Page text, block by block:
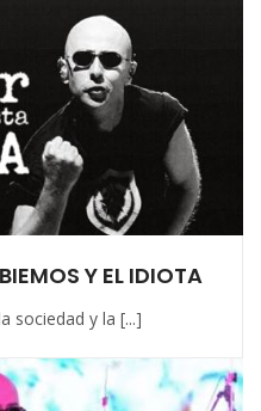
Y EL IDIOTA
sociedad y la [...]